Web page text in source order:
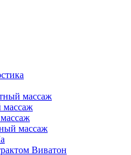
массаж
массаж
массаж
Виватон